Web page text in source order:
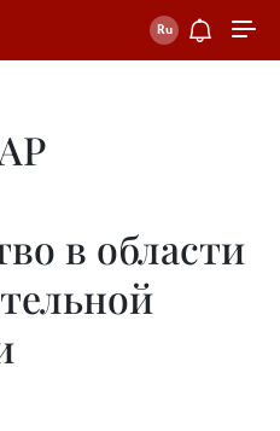
в области